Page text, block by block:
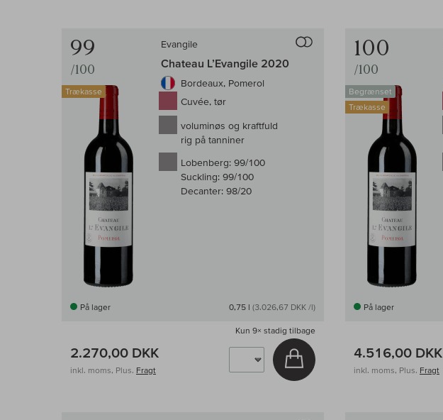
99
/100
Trækasse
Evangile
Chateau L’Evangile 2020
Bordeaux, Pomerol
Cuvée, tør
voluminøs og kraftfuld
rig på tanniner
Lobenberg: 99/100
Suckling: 99/100
Decanter: 98/20
På lager 0,75 l (3.026,67 DKK /l)
Kun 9× stadig tilbage
2.270,00 DKK
inkl. moms, Plus. Fragt
Læg i kurv
100
/100
Begrænset
Trækasse
På lager
4.516,00 DKK
inkl. moms, Plus. Fragt